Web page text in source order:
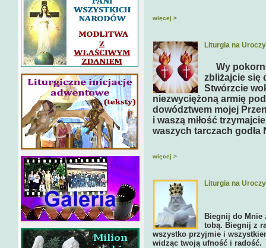
więcej >
Liturgia na
Wy
zbliżajcie się
Stwórzcie
niezwyciężoną armię
dowództwem mojej
i waszą miłość
waszych tarczach godła
więcej >
Liturgia na
Biegnij do Mnie
tobą. Biegnij z
wszystko przyjmie i
widząc twoją ufność i radość.